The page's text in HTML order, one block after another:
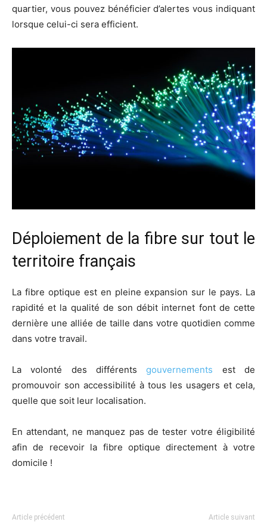
quartier, vous pouvez bénéficier d’alertes vous indiquant
lorsque celui-ci sera efficient.
Déploiement de la fibre sur tout le
territoire français
La fibre optique est en pleine expansion sur le pays. La
rapidité et la qualité de son débit internet font de cette
dernière une alliée de taille dans votre quotidien comme
dans votre travail.
La volonté des différentsgouvernements est de
promouvoir son accessibilité à tous les usagers et cela,
quelle que soit leur localisation.
En attendant, ne manquez pas de tester votre éligibilité
afin de recevoir la fibre optique directement à votre
domicile !
Article précédent Article suivant